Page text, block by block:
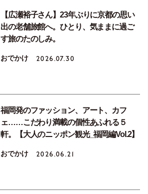
【広瀬裕子さん】23年ぶりに京都の思い
出の老舗旅館へ。ひとり、気ままに過ご
す旅のたのしみ。
おでかけ 2026.07.30
福岡発のファッション、アート、カフ
ェ……こだわり満載の個性あふれる５
軒。【大人のニッポン観光_福岡編Vol.2】
おでかけ 2026.06.21